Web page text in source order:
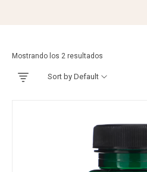
Mostrando los 2 resultados
Sort by Default